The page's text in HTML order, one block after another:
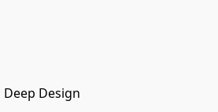
Deep Design